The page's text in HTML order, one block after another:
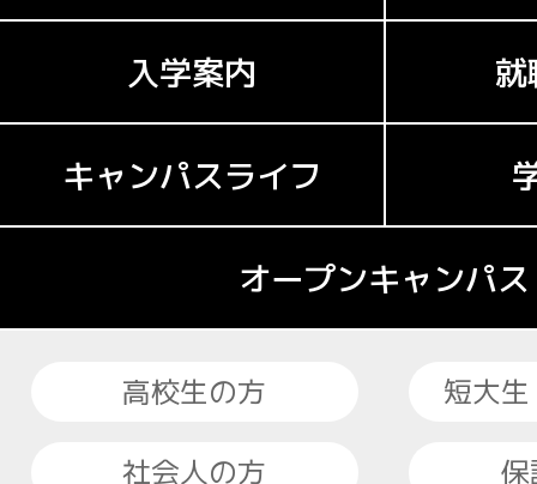
入学案内
キャンパスライフ
オープンキャンパス
高校生の方
短大
社会人の方